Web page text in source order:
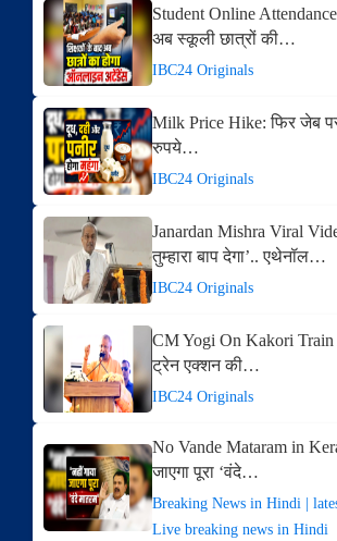
Student Online
अब स्कूली छात्रों की…
IBC24 Originals
Milk Price Hike: फिर जेब
रुपये…
IBC24 Originals
Janardan Mishra Viral
तुम्हारा बाप देगा’.. एथेनॉल…
IBC24 Originals
CM Yogi On Kakori Train
ट्रेन एक्शन की…
IBC24 Originals
No Vande Mataram in
जाएगा पूरा ‘वंदे…
Breaking News in Hindi |
Live breaking news in Hindi